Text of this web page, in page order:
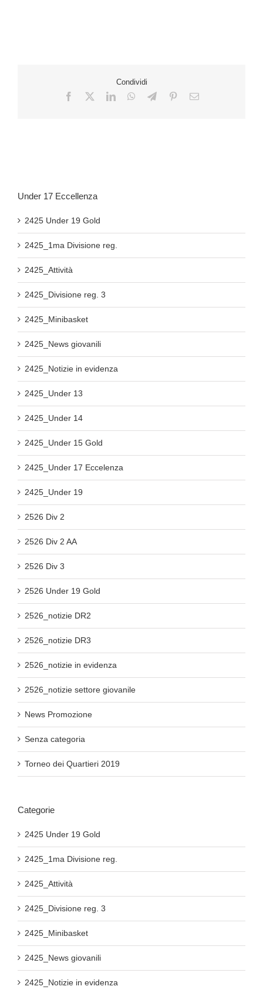
Condividi
Under 17 Eccellenza
2425 Under 19 Gold
2425_1ma Divisione reg.
2425_Attività
2425_Divisione reg. 3
2425_Minibasket
2425_News giovanili
2425_Notizie in evidenza
2425_Under 13
2425_Under 14
2425_Under 15 Gold
2425_Under 17 Eccelenza
2425_Under 19
2526 Div 2
2526 Div 2 AA
2526 Div 3
2526 Under 19 Gold
2526_notizie DR2
2526_notizie DR3
2526_notizie in evidenza
2526_notizie settore giovanile
News Promozione
Senza categoria
Torneo dei Quartieri 2019
Categorie
2425 Under 19 Gold
2425_1ma Divisione reg.
2425_Attività
2425_Divisione reg. 3
2425_Minibasket
2425_News giovanili
2425_Notizie in evidenza